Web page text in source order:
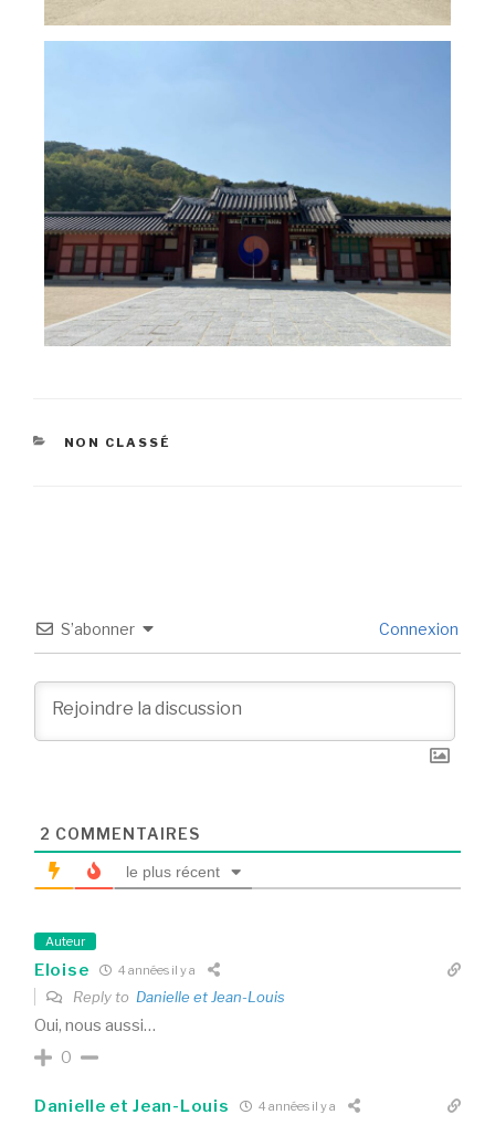
NON CLASSÉ
S’abonner Connexion
2 COMMENTAIRES
le plus récent
Auteur
Eloise 4 années il y a
Reply to Danielle et Jean-Louis
Oui, nous aussi…
0
Danielle et Jean-Louis 4 années il y a